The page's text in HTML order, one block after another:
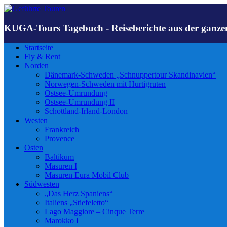
KUGA-Tours Tagebuch - Reiseberichte aus der
Startseite
Fly & Rent
Norden
Dänemark-Schweden „Schnuppertour Skandinavien“
Norwegen-Schweden mit Hurtigruten
Ostsee-Umrundung
Ostsee-Umrundung II
Schottland-Irland-London
Westen
Frankreich
Provence
Osten
Baltikum
Masuren I
Masuren Eura Mobil Club
Südwesten
„Das Herz Spaniens“
Italiens „Stiefeletto“
Lago Maggiore – Cinque Terre
Marokko I